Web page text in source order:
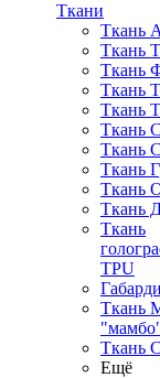
Ткани
Ткань
Ткань
Ткань
Ткань
Ткань
Ткань
Ткань
Ткань
Ткань
Ткань
Ткань
TPU
Ткань
Ткань
Ещё